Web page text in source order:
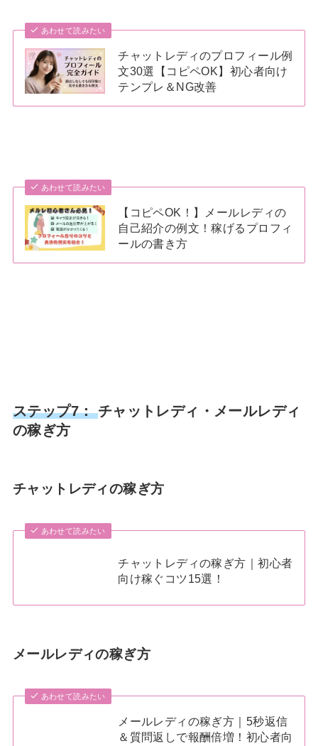
あわせて読みたい
チャットレディのプロフィール例
文30選【コピペOK】初心者向け
テンプレ＆NG改善
あわせて読みたい
【コピペOK！】メールレディの
自己紹介の例文！稼げるプロフィ
ールの書き方
ステップ7： チャットレディ・メールレディ
の稼ぎ方
チャットレディの稼ぎ方
あわせて読みたい
チャットレディの稼ぎ方｜初心者
向け稼ぐコツ15選！
メールレディの稼ぎ方
あわせて読みたい
メールレディの稼ぎ方｜5秒返信
＆質問返しで報酬倍増！初心者向